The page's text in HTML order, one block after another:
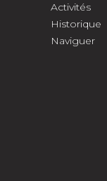
Activités
Historique
Naviguer